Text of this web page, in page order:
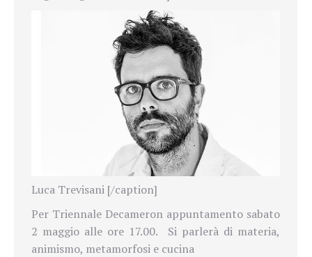
Luca Trevisani [/caption]
Per Triennale Decameron appuntamento sabato
2 maggio alle ore 17.00. Si parlerà di materia,
animismo, metamorfosi e cucina